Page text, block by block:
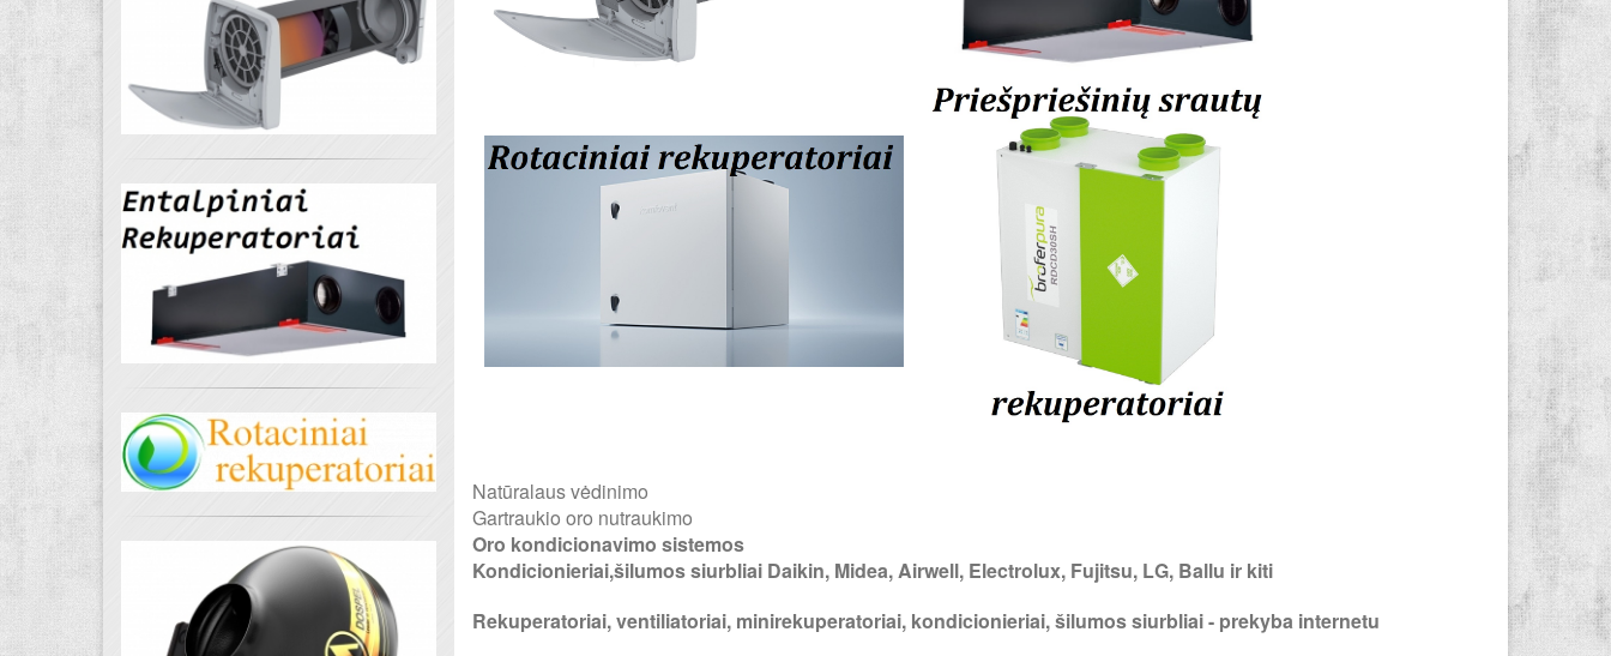
Natūralaus vėdinimo
Gartraukio oro nutraukimo
Oro kondicionavimo sistemos
Kondicionieriai,šilumos siurbliai Daikin, Midea, Airwell, Electrolux, Fujitsu, LG, Ballu ir kiti
Rekuperatoriai, ventiliatoriai, minirekuperatoriai, kondicionieriai, šilumos siurbliai - prekyba internetu